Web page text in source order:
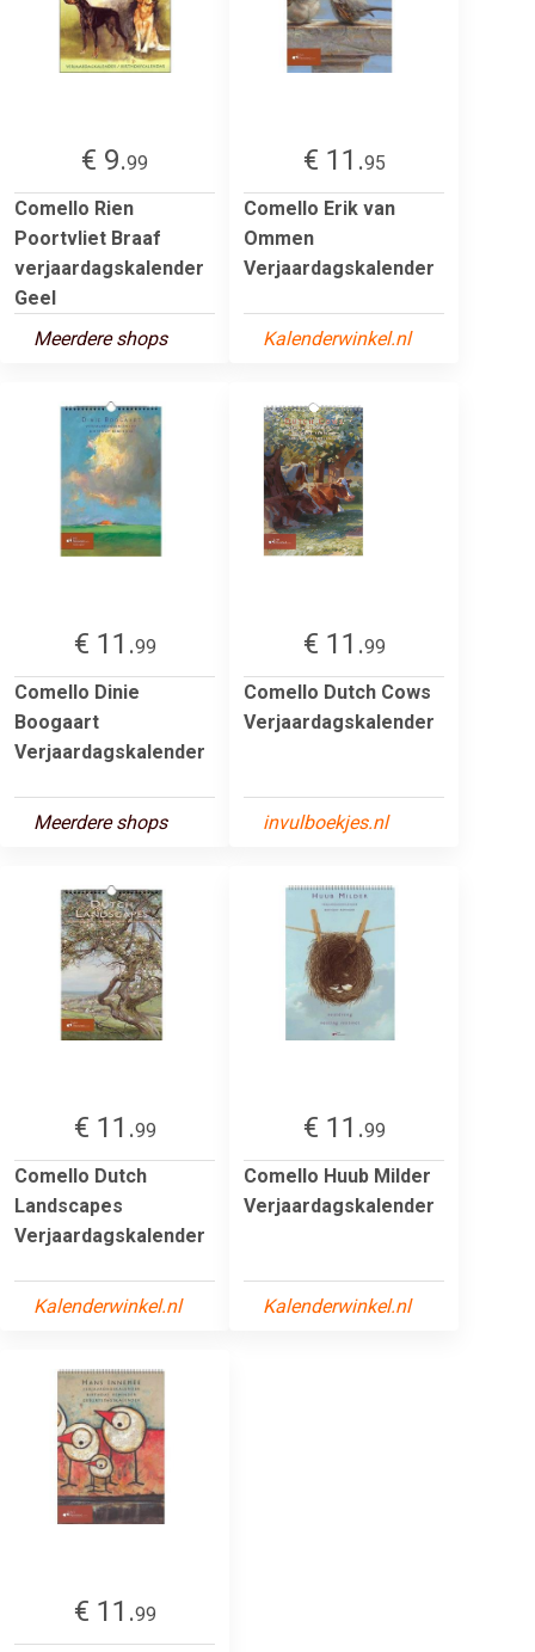
€ 9.99
Comello Rien
Poortvliet Braaf
verjaardagskalender
Geel
Meerdere shops
€ 11.95
Comello Erik van
Ommen
Verjaardagskalender
Kalenderwinkel.nl
€ 11.99
Comello Dinie
Boogaart
Verjaardagskalender
Meerdere shops
€ 11.99
Comello Dutch Cows
Verjaardagskalender
invulboekjes.nl
€ 11.99
Comello Dutch
Landscapes
Verjaardagskalender
Kalenderwinkel.nl
€ 11.99
Comello Huub Milder
Verjaardagskalender
Kalenderwinkel.nl
€ 11.99